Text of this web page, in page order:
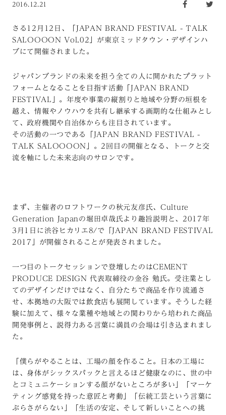
2016.12.21
さる12月12日、「JAPAN BRAND FESTIVAL - TALK
SALOOOON Vol.02」が東京ミッドタウン・デザインハ
ブにて開催されました。
ジャパンブランドの未来を担う全ての人に開かれたプラット
フォームとなることを目指す活動「JAPAN BRAND
FESTIVAL」。年度や事業の縦割りと地域や分野の垣根を
越え、情報やノウハウを共有し継承する画期的な仕組みとし
て、政府機関や自治体からも注目されています。
その活動の一つである「JAPAN BRAND FESTIVAL -
TALK SALOOOON」。2回目の開催となる、トークと交
流を軸にした未来志向のサロンです。
まず、主催者のロフトワークの秋元友彦氏、Culture
Generation Japanの堀田卓哉氏より趣旨説明と、2017年
3月1日に渋谷ヒカリエ8/で「JAPAN BRAND FESTIVAL
2017」が開催されることが発表されました。
一つ目のトークセッションで登壇したのはCEMENT
PRODUCE DESIGN 代表取締役の金谷 勉氏。受注業とし
てのデザインだけではなく、自分たちで商品を作り流通さ
せ、本拠地の大阪では飲食店も展開しています。そうした経
験に加えて、様々な業種や地域との関わりから培われた商品
開発事例と、説得力ある言葉に満員の会場は引き込まれまし
た。
「僕らがやることは、工場の顔を作ること。日本の工場に
は、身体がシックスパックと言えるほど健康なのに、世の中
とコミュニケーションする顔がないところが多い」「マーケ
ティング感覚を持った意匠と考動」「伝統工芸という言葉に
ぶらさがらない」「生活の安定、そして新しいことへの挑